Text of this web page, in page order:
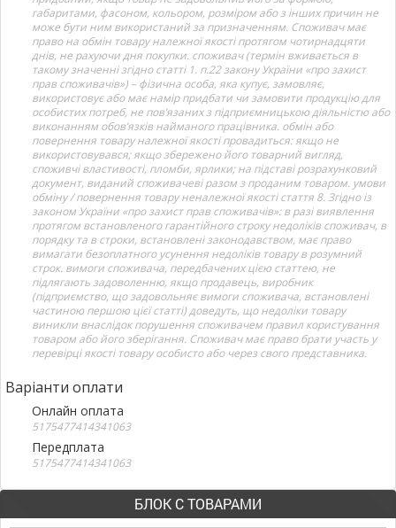
габаритами, фасоном, кольором, розміром або з інших причин не
може бути ним використаний за призначенням. Споживач має
право на обмін товару належної якості протягом чотирнадцяти
днів, не рахуючи дня покупки. споживач (термін вживається в
такому значенні згідно статті 1. п.22 закону України «про захист
прав споживачів») – фізична особа, яка купує, замовляє,
використовує або має намір придбати чи замовити продукцію для
особистих потреб, не пов’язаних з підприємницькою діяльністю або
виконанням обов’язків найманого працівника. обмін або
повернення товару належної якості провадиться: якщо не
використовувався; якщо збережено його товарний вигляд,
споживчі властивості, пломби, ярлики; на підставі розрахунковий
документ, виданий споживачеві разом з проданим товаром. умови
обміну / повернення товару неналежної якості стаття 8. Згідно із
законом України «про захист прав споживачів»: в разі виявлення
протягом встановленого гарантійного строку недоліків споживач, в
порядку та в строки, встановлені законодавством, має право
вимагати безоплатного усунення недоліків товару в розумний
строк. вимоги споживача, передбачених цією статтею, не
підлягають задоволенню, якщо продавець, виробник
(підприємство, що задовольняє вимоги споживача, встановлені
частиною першою цієї статті) доведуть, що недоліки товару
виникли внаслідок порушення споживачем правил користування
товаром або його зберігання. Споживач має право брати участь у
перевірці якості товару особисто або через свого представника.
Варіанти оплати
Онлайн оплата
5175477414341063
Передплата
5175477414341063
БЛОК С ТОВАРАМИ